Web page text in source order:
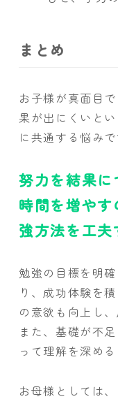
まとめ
お子様が真面目
果が出にくいと
に共通する悩みで
努力を結果に
時間を増や
強方法を工夫
勉強の目標を明
り、成功体験を
の意欲も向上し
また、基礎が不
って理解を深め
お母様としては